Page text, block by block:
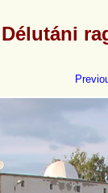
Délutáni